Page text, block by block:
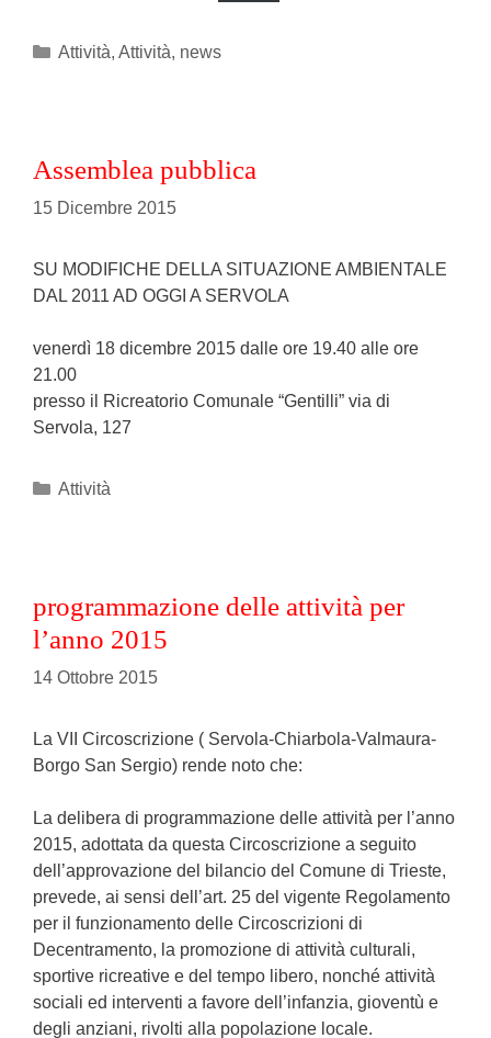
Categories
Attività, Attività, news
Assemblea pubblica
15 Dicembre 2015
SU MODIFICHE DELLA SITUAZIONE AMBIENTALE
DAL 2011 AD OGGI A SERVOLA
venerdì 18 dicembre 2015 dalle ore 19.40 alle ore
21.00
presso il Ricreatorio Comunale “Gentilli” via di
Servola, 127
Categories
Attività
programmazione delle attività per
l’anno 2015
14 Ottobre 2015
La VII Circoscrizione ( Servola-Chiarbola-Valmaura-
Borgo San Sergio) rende noto che:
La delibera di programmazione delle attività per l’anno
2015, adottata da questa Circoscrizione a seguito
dell’approvazione del bilancio del Comune di Trieste,
prevede, ai sensi dell’art. 25 del vigente Regolamento
per il funzionamento delle Circoscrizioni di
Decentramento, la promozione di attività culturali,
sportive ricreative e del tempo libero, nonché attività
sociali ed interventi a favore dell’infanzia, gioventù e
degli anziani, rivolti alla popolazione locale.